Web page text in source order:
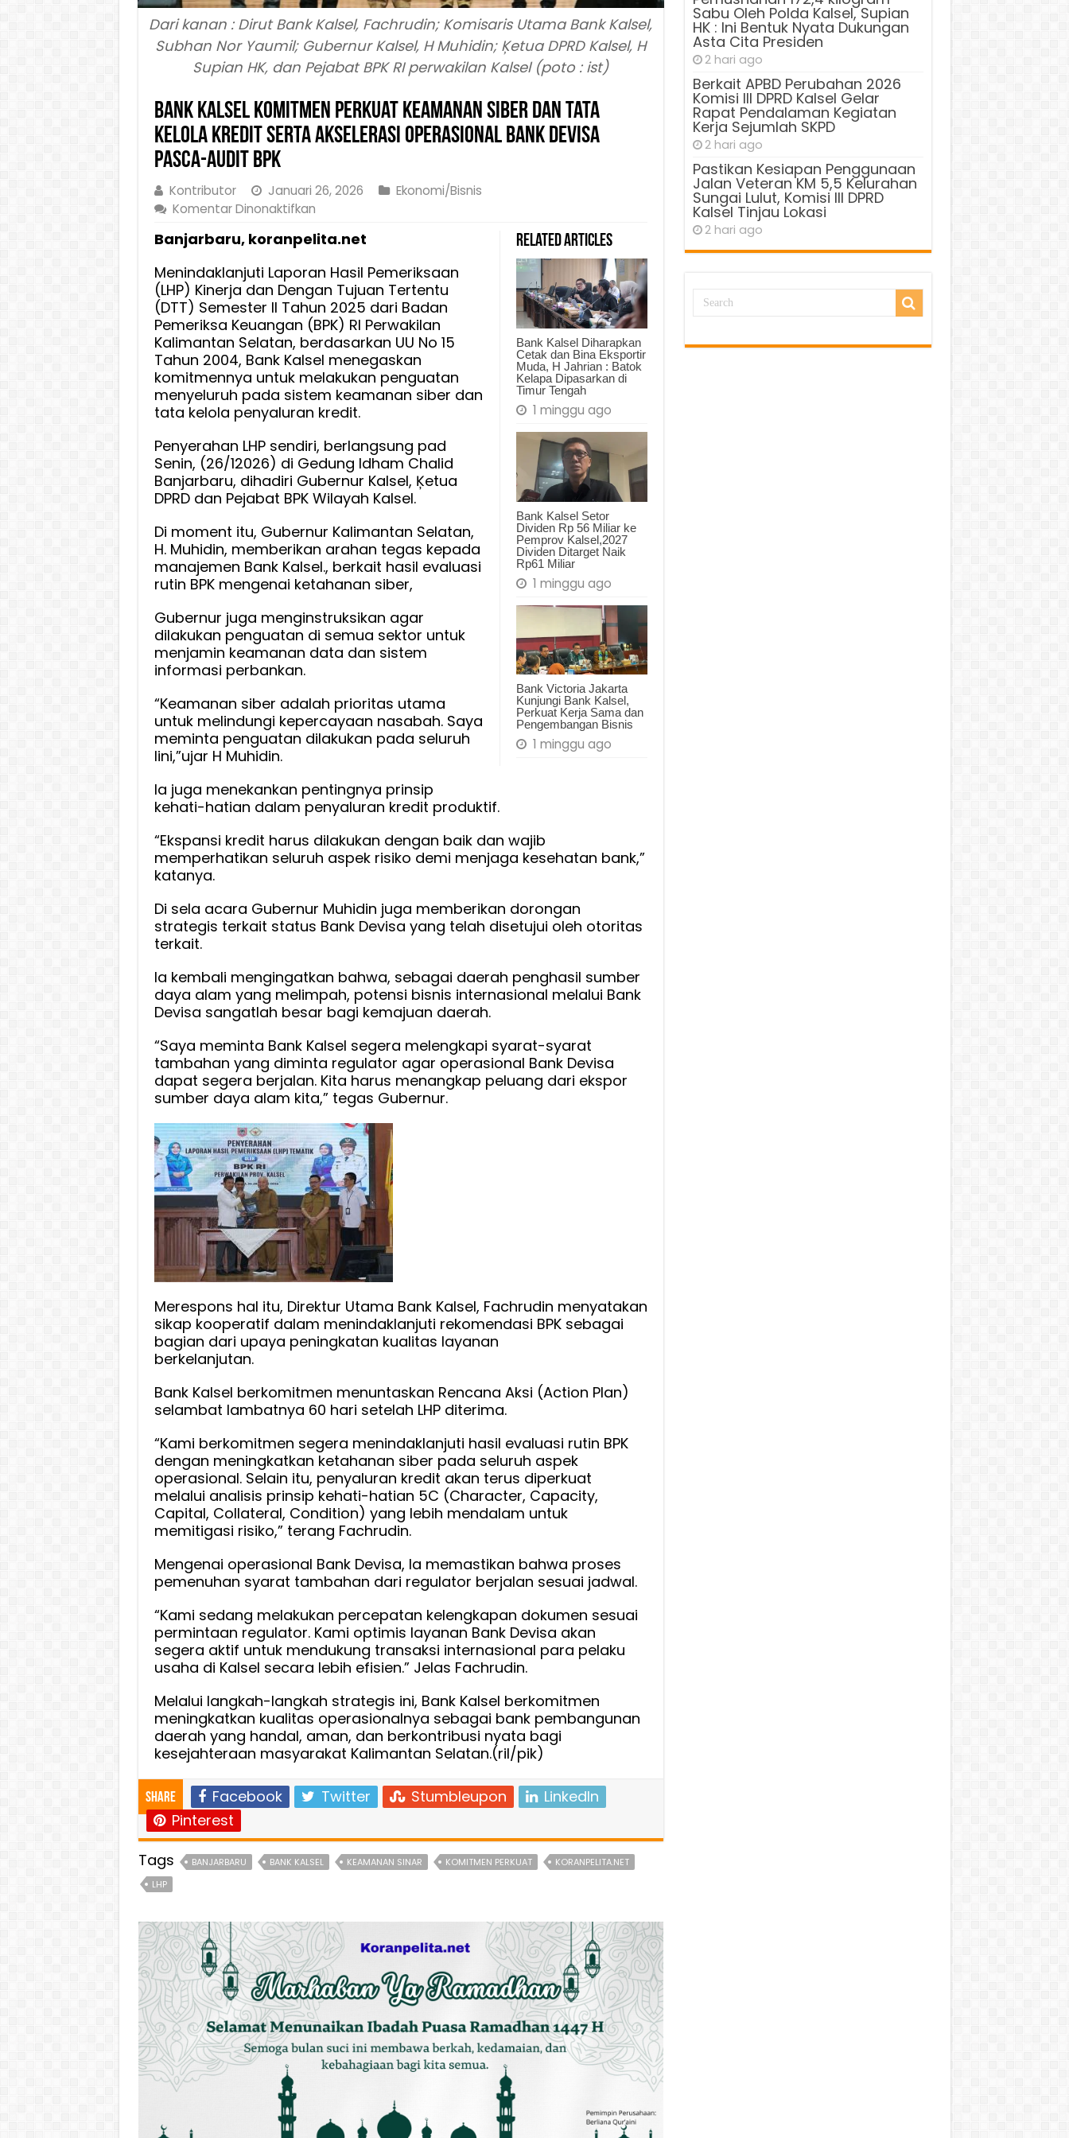
Dari kanan : Dirut Bank Kalsel, Fachrudin; Komisaris Utama Bank Kalsel,
Subhan Nor Yaumil; Gubernur Kalsel, H Muhidin; Ķetua DPRD Kalsel, H
Supian HK, dan Pejabat BPK RI perwakilan Kalsel (poto : ist)
Bank Kalsel Komitmen Perkuat Keamanan Siber dan Tata
Kelola Kredit Serta Akselerasi Operasional Bank Devisa
Pasca-Audit BPK
Kontributor Januari 26, 2026
Ekonomi/Bisnis
Komentar Dinonaktifkanpada
Kalsel
Perkuat
Keamanan
Siber
dan
Tata
Kelola
Kredit
Serta
Operasional
Bank
Devisa
Pasca-
BPK
Related Articles
Bank Kalsel Diharapkan
Cetak dan Bina Eksportir
Muda, H Jahrian : Batok
Kelapa Dipasarkan di
Timur Tengah
1 minggu ago
Bank Kalsel Setor
Dividen Rp 56 Miliar ke
Pemprov Kalsel,2027
Dividen Ditarget Naik
Rp61 Miliar
1 minggu ago
Bank Victoria Jakarta
Kunjungi Bank Kalsel,
Perkuat Kerja Sama dan
Pengembangan Bisnis
1 minggu ago
Banjarbaru, koranpelita.net
Menindaklanjuti Laporan Hasil Pemeriksaan
(LHP) Kinerja dan Dengan Tujuan Tertentu
(DTT) Semester II Tahun 2025 dari Badan
Pemeriksa Keuangan (BPK) RI Perwakilan
Kalimantan Selatan, berdasarkan UU No 15
Tahun 2004, Bank Kalsel menegaskan
komitmennya untuk melakukan penguatan
menyeluruh pada sistem keamanan siber dan
tata kelola penyaluran kredit.
Penyerahan LHP sendiri, berlangsung pad
Senin, (26/12026) di Gedung Idham Chalid
Banjarbaru, dihadiri Gubernur Kalsel, Ķetua
DPRD dan Pejabat BPK Wilayah Kalsel.
Di moment itu, Gubernur Kalimantan Selatan,
H. Muhidin, memberikan arahan tegas kepada
manajemen Bank Kalsel., berkait hasil evaluasi
rutin BPK mengenai ketahanan siber,
Gubernur juga menginstruksikan agar
dilakukan penguatan di semua sektor untuk
menjamin keamanan data dan sistem
informasi perbankan.
“Keamanan siber adalah prioritas utama
untuk melindungi kepercayaan nasabah. Saya
meminta penguatan dilakukan pada seluruh
lini,”ujar H Muhidin.
Ia juga menekankan pentingnya prinsip
kehati-hatian dalam penyaluran kredit produktif.
“Ekspansi kredit harus dilakukan dengan baik dan wajib
memperhatikan seluruh aspek risiko demi menjaga kesehatan bank,”
katanya.
Di sela acara Gubernur Muhidin juga memberikan dorongan
strategis terkait status Bank Devisa yang telah disetujui oleh otoritas
terkait.
Ia kembali mengingatkan bahwa, sebagai daerah penghasil sumber
daya alam yang melimpah, potensi bisnis internasional melalui Bank
Devisa sangatlah besar bagi kemajuan daerah.
“Saya meminta Bank Kalsel segera melengkapi syarat-syarat
tambahan yang diminta regulator agar operasional Bank Devisa
dapat segera berjalan. Kita harus menangkap peluang dari ekspor
sumber daya alam kita,” tegas Gubernur.
Merespons hal itu, Direktur Utama Bank Kalsel, Fachrudin menyatakan
sikap kooperatif dalam menindaklanjuti rekomendasi BPK sebagai
bagian dari upaya peningkatan kualitas layanan
berkelanjutan.
Bank Kalsel berkomitmen menuntaskan Rencana Aksi (Action Plan)
selambat lambatnya 60 hari setelah LHP diterima.
“Kami berkomitmen segera menindaklanjuti hasil evaluasi rutin BPK
dengan meningkatkan ketahanan siber pada seluruh aspek
operasional. Selain itu, penyaluran kredit akan terus diperkuat
melalui analisis prinsip kehati-hatian 5C (Character, Capacity,
Capital, Collateral, Condition) yang lebih mendalam untuk
memitigasi risiko,” terang Fachrudin.
Mengenai operasional Bank Devisa, Ia memastikan bahwa proses
pemenuhan syarat tambahan dari regulator berjalan sesuai jadwal.
“Kami sedang melakukan percepatan kelengkapan dokumen sesuai
permintaan regulator. Kami optimis layanan Bank Devisa akan
segera aktif untuk mendukung transaksi internasional para pelaku
usaha di Kalsel secara lebih efisien.” Jelas Fachrudin.
Melalui langkah-langkah strategis ini, Bank Kalsel berkomitmen
meningkatkan kualitas operasionalnya sebagai bank pembangunan
daerah yang handal, aman, dan berkontribusi nyata bagi
kesejahteraan masyarakat Kalimantan Selatan.(ril/pik)
Share Facebook Twitter Stumbleupon
LinkedIn
Pinterest
Tags
BANJARBARU BANK KALSEL KEAMANAN SINAR KOMITMEN PERKUAT
KORANPELITA.NET
LHP
Sabu Oleh Polda Kalsel, Supian
HK : Ini Bentuk Nyata Dukungan
Asta Cita Presiden
2 hari ago
Berkait APBD Perubahan 2026
Komisi III DPRD Kalsel Gelar
Rapat Pendalaman Kegiatan
Kerja Sejumlah SKPD
2 hari ago
Pastikan Kesiapan Penggunaan
Jalan Veteran KM 5,5 Kelurahan
Sungai Lulut, Komisi III DPRD
Kalsel Tinjau Lokasi
2 hari ago